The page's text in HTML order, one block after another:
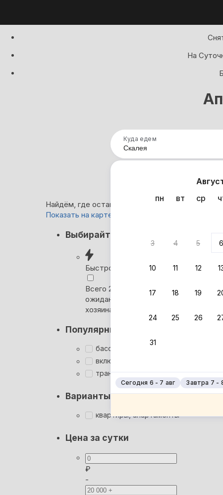
На
Куда едем
пн
вт ср
3 4 5 6
10 11 12
17 18 19
24 25 26
31
Сегодня 6 - 7 авг Завтра 7 -
Найдём, где остановиться в Скалее: 1 вариант
Показать на карте
Выбирайте лучшее
Быстрое бронирование
Всего 2 минуты, без
ожидания ответа от
хозяина
Популярные фильтры
бассейн
включён завтрак
трансфер
Варианты размещения
квартиры, апартаменты
Цена за сутки
₽
-
Вернём
Кэшбэк